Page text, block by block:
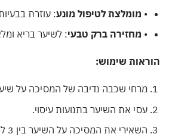
מומלצת לטיפול מונע : עוזרת בבעיות של
מחזירה ברק טבעי: לשיער בריא ומלא
שימוש:
מרחי שכבה נדיבה של המסיכה על שיער
עסי את השיער בתנועות עיסוי.
השאירי את המסיכה על השיער בין 3 ל-5 דקות.